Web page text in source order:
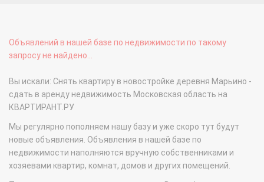
Объявлений в нашей базе по недвижимости по такому
запросу не найдено...
Вы искали: Снять квартиру в новостройке деревня Марьино -
сдать в аренду недвижимость Московская область на
КВАРТИРАНТ.РУ
Мы регулярно пополняем нашу базу и уже скоро тут будут
новые объявления. Объявления в нашей базе по
недвижимости наполняются вручную собственниками и
хозяевами квартир, комнат, домов и других помещений.